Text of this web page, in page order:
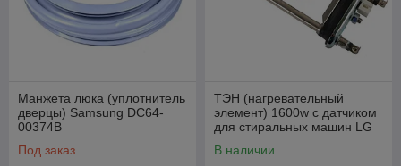
Манжета люка (уплотнитель
дверцы) Samsung DC64-
00374B
Под заказ
ТЭН (нагревательный
элемент) 1600w с датчиком
для стиральных машин LG
В наличии